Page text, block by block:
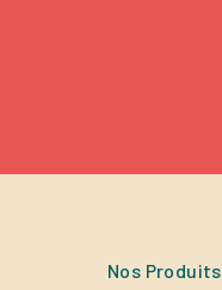
Nos Produits